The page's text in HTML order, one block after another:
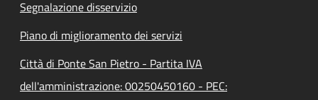
Segnalazione disservizio
Piano di miglioramento dei servizi
Città di Ponte San Pietro - Partita IVA
dell'amministrazione: 00250450160 - PEC: